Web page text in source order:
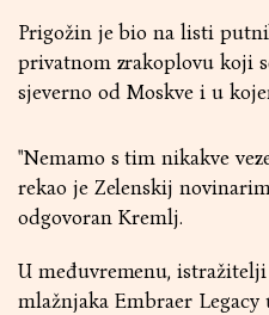
Prigožin je bio na listi
privatnom zrakoplovu koji
sjeverno od Moskve i u
"Nemamo s tim nikakve
rekao je Zelenskij
odgovoran Kremlj.
U međuvremenu,
mlažnjaka Embraer